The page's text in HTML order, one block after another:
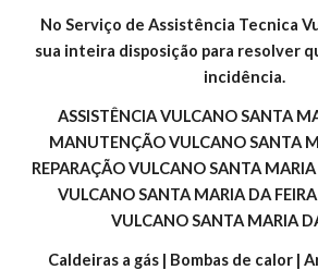
No Serviço de Assistência Tecnica
sua inteira disposição para resolver
incidência.
ASSISTÊNCIA VULCANO SANTA
MANUTENÇÃO VULCANO SANTA
REPARAÇÃO VULCANO SANTA
VULCANO SANTA MARIA DA
VULCANO SANTA MARIA
Caldeiras a gás | Bombas de calor |